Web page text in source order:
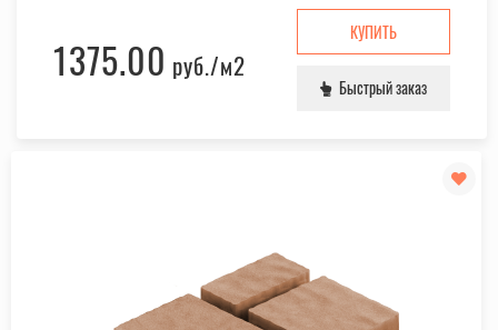
1375.00 руб./м2
КУПИТЬ
Быстрый заказ